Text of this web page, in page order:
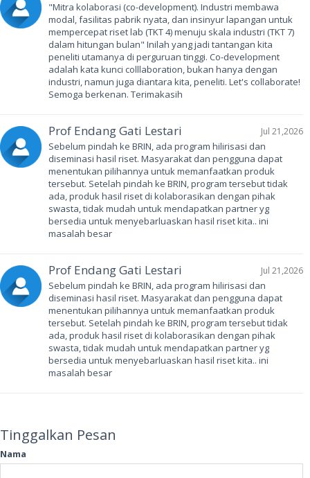
"Mitra kolaborasi (co-development). Industri membawa
modal, fasilitas pabrik nyata, dan insinyur lapangan untuk
mempercepat riset lab (TKT 4) menuju skala industri (TKT 7)
dalam hitungan bulan" Inilah yang jadi tantangan kita
peneliti utamanya di perguruan tinggi. Co-development
adalah kata kunci colllaboration, bukan hanya dengan
industri, namun juga diantara kita, peneliti. Let's collaborate!
Semoga berkenan. Terimakasih
Prof Endang Gati Lestari Jul 21,2026
Sebelum pindah ke BRIN, ada program hilirisasi dan
diseminasi hasil riset. Masyarakat dan pengguna dapat
menentukan pilihannya untuk memanfaatkan produk
tersebut. Setelah pindah ke BRIN, program tersebut tidak
ada, produk hasil riset di kolaborasikan dengan pihak
swasta, tidak mudah untuk mendapatkan partner yg
bersedia untuk menyebarluaskan hasil riset kita.. ini
masalah besar
Prof Endang Gati Lestari Jul 21,2026
Sebelum pindah ke BRIN, ada program hilirisasi dan
diseminasi hasil riset. Masyarakat dan pengguna dapat
menentukan pilihannya untuk memanfaatkan produk
tersebut. Setelah pindah ke BRIN, program tersebut tidak
ada, produk hasil riset di kolaborasikan dengan pihak
swasta, tidak mudah untuk mendapatkan partner yg
bersedia untuk menyebarluaskan hasil riset kita.. ini
masalah besar
Tinggalkan Pesan
Nama